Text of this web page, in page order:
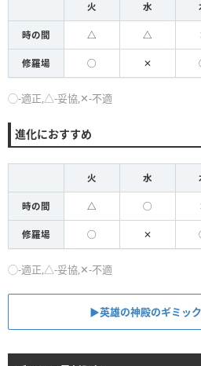
火 水
時の間 △ △
修羅場 ◯ ✕
◯-適正,△-妥協,✕-不適
進化におすすめ
火 水
時の間 △ ◯
修羅場 ◯ ✕
◯-適正,△-妥協,✕-不適
▶英雄の神殿のギミッ